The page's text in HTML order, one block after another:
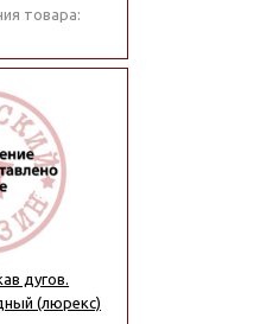
товара:
дугов.
(люрекс)